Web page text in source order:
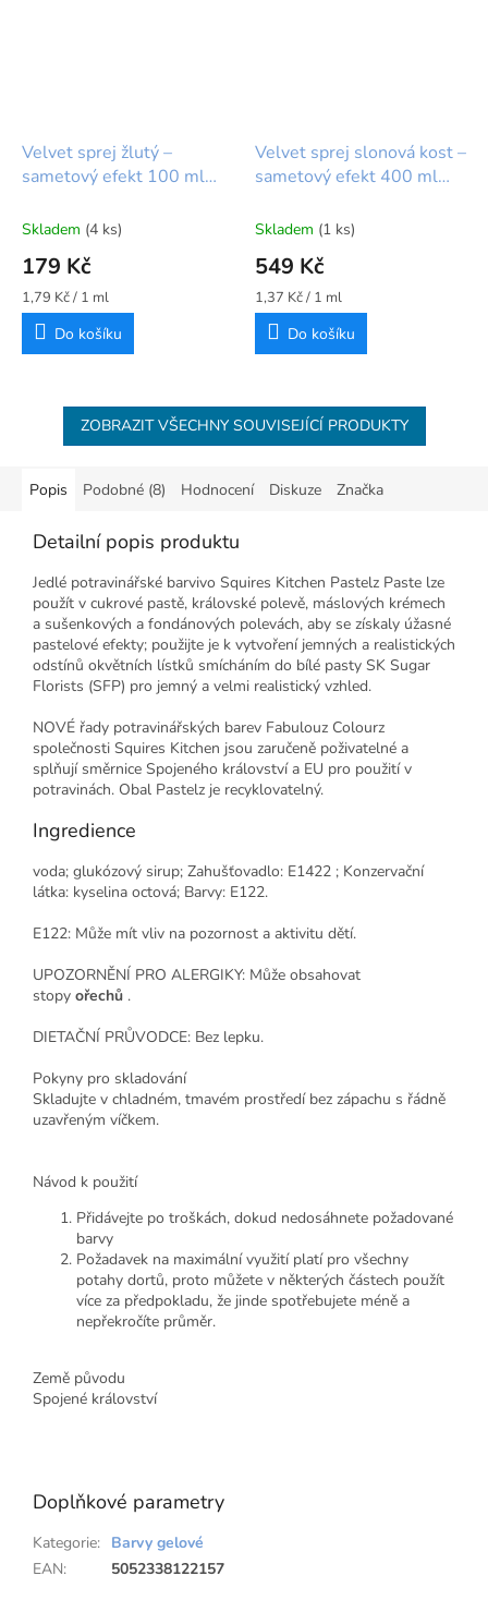
Velvet sprej žlutý –
sametový efekt 100 ml
Skladem (4 ks)
179 Kč
Měrná
cena:
1,79 Kč / 1 ml
Do košíku
Velvet sprej slonová kost –
sametový efekt 400 ml
Skladem (1 ks)
549 Kč
Měrná
cena:
1,37 Kč / 1 ml
Do košíku
ZOBRAZIT VŠECHNY SOUVISEJÍCÍ PRODUKTY
Popis Podobné (8) Hodnocení Diskuze Značka
Detailní popis produktu
Jedlé potravinářské barvivo Squires Kitchen Pastelz Paste lze
použít v cukrové pastě, královské polevě, máslových krémech
a sušenkových a fondánových polevách, aby se získaly úžasné
pastelové efekty; použijte je k vytvoření jemných a realistických
odstínů okvětních lístků smícháním do bílé pasty SK Sugar
Florists (SFP) pro jemný a velmi realistický vzhled.
NOVÉ řady potravinářských barev Fabulouz Colourz
společnosti Squires Kitchen jsou zaručeně poživatelné a
splňují směrnice Spojeného království a EU pro použití v
potravinách. Obal Pastelz je recyklovatelný.
Ingredience
voda; glukózový sirup; Zahušťovadlo: E1422 ; Konzervační
látka: kyselina octová; Barvy: E122.
E122: Může mít vliv na pozornost a aktivitu dětí.
UPOZORNĚNÍ PRO ALERGIKY: Může obsahovat
stopy ořechů .
DIETAČNÍ PRŮVODCE: Bez lepku.
Pokyny pro skladování
Skladujte v chladném, tmavém prostředí bez zápachu s řádně
uzavřeným víčkem.
Návod k použití
Přidávejte po troškách, dokud nedosáhnete požadované
barvy
Požadavek na maximální využití platí pro všechny
potahy dortů, proto můžete v některých částech použít
více za předpokladu, že jinde spotřebujete méně a
nepřekročíte průměr.
Země původu
Spojené království
Doplňkové parametry
Kategorie: Barvy gelové
EAN: 5052338122157